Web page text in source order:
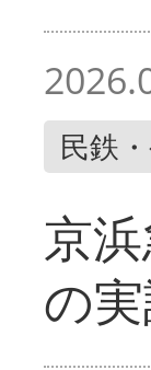
民鉄
京
の